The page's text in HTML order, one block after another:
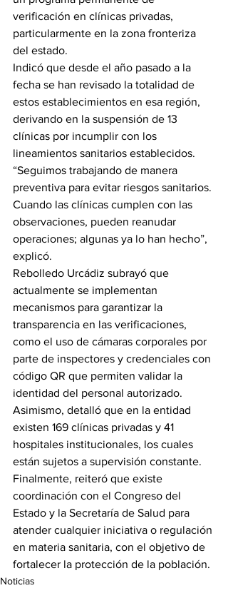
verificación en clínicas privadas,
particularmente en la zona fronteriza
del estado.
Indicó que desde el año pasado a la
fecha se han revisado la totalidad de
estos establecimientos en esa región,
derivando en la suspensión de 13
clínicas por incumplir con los
lineamientos sanitarios establecidos.
“Seguimos trabajando de manera
preventiva para evitar riesgos sanitarios.
Cuando las clínicas cumplen con las
observaciones, pueden reanudar
operaciones; algunas ya lo han hecho”,
explicó.
Rebolledo Urcádiz subrayó que
actualmente se implementan
mecanismos para garantizar la
transparencia en las verificaciones,
como el uso de cámaras corporales por
parte de inspectores y credenciales con
código QR que permiten validar la
identidad del personal autorizado.
Asimismo, detalló que en la entidad
existen 169 clínicas privadas y 41
hospitales institucionales, los cuales
están sujetos a supervisión constante.
Finalmente, reiteró que existe
coordinación con el Congreso del
Estado y la Secretaría de Salud para
atender cualquier iniciativa o regulación
en materia sanitaria, con el objetivo de
fortalecer la protección de la población.
Noticias